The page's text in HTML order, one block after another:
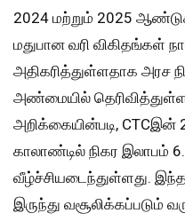
2024 மற்றும் 2025
மதுபான வரி விகிதங்கள்
அதிகரித்துள்ளதாக அரச
அண்மையில்
அறிக்கையின்படி,
காலாண்டில் நிகர இலாபம்
வீழ்ச்சியடைந்துள்ளது.
இருந்து வசூலிக்கப்படும்